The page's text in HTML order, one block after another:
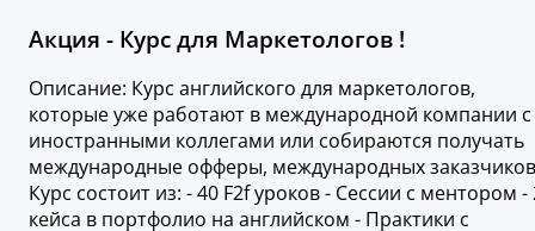
Акция - Курс для Маркетологов !
Описание: Курс английского для маркетологов,
которые уже работают в международной компании с
иностранными коллегами или собираются получать
международные офферы, международных
Курс состоит из: - 40 F2f уроков - Сессии с ментором -
кейса в портфолио на английском - Практики с